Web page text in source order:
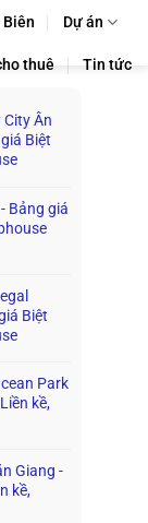
Biên Dự án
thuê Tin tức
City Ân
Biệt
Bảng giá
Biệt
Park
kề,
Giang -
kề,